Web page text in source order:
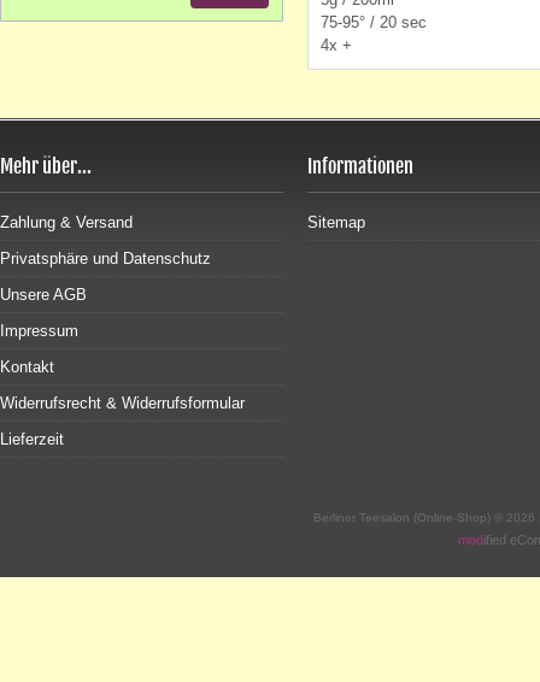
75-95° / 20 sec
4x +
Mehr über...
Zahlung & Versand
Privatsphäre und Datenschutz
Unsere AGB
Impressum
Kontakt
Widerrufsrecht & Widerrufsformular
Lieferzeit
Informationen
Sitemap
Berliner Teesalon (Online-Shop) ©
modified